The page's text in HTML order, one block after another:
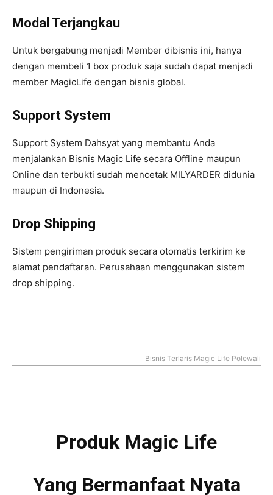
Modal Terjangkau
Untuk bergabung menjadi Member dibisnis ini, hanya
dengan membeli 1 box produk saja sudah dapat menjadi
member MagicLife dengan bisnis global.
Support System
Support System Dahsyat yang membantu Anda
menjalankan Bisnis Magic Life secara Offline maupun
Online dan terbukti sudah mencetak MILYARDER didunia
maupun di Indonesia.
Drop Shipping
Sistem pengiriman produk secara otomatis terkirim ke
alamat pendaftaran. Perusahaan menggunakan sistem
drop shipping.
Bisnis Terlaris Magic Life Polewali
Produk Magic Life
Yang Bermanfaat Nyata